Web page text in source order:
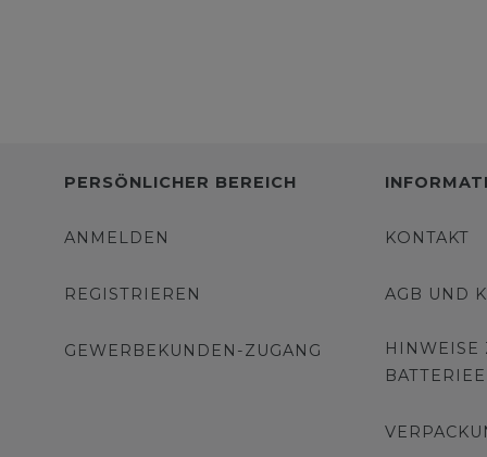
PERSÖNLICHER BEREICH
ANMELDEN
REGISTRIEREN
GEWERBEKUNDEN-ZUGANG
KONTAKT
AGB UND
HINWEISE